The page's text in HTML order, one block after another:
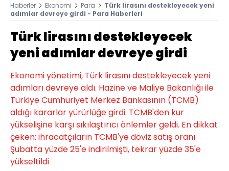
Haberler Ekonomi Para
Türk lirasını destekleyecek yeni
adımlar devreye girdi - Para Haberleri
Türk lirasını destekleyecek
yeni adımlar devreye girdi
Ekonomi yönetimi, Türk lirasını destekleyecek yeni
adımları devreye aldı. Hazine ve Maliye Bakanlığı ile
Türkiye Cumhuriyet Merkez Bankasının (TCMB)
aldığı kararlar yürürlüğe girdi. TCMB'den kur
yükselişine karşı sıkılaştırıcı önlemler geldi. En dikkat
çeken: ihracatçıların TCMB'ye döviz satış oranı
Şubatta yüzde 25'e indirilmişti, tekrar yüzde 35'e
yükseltildi